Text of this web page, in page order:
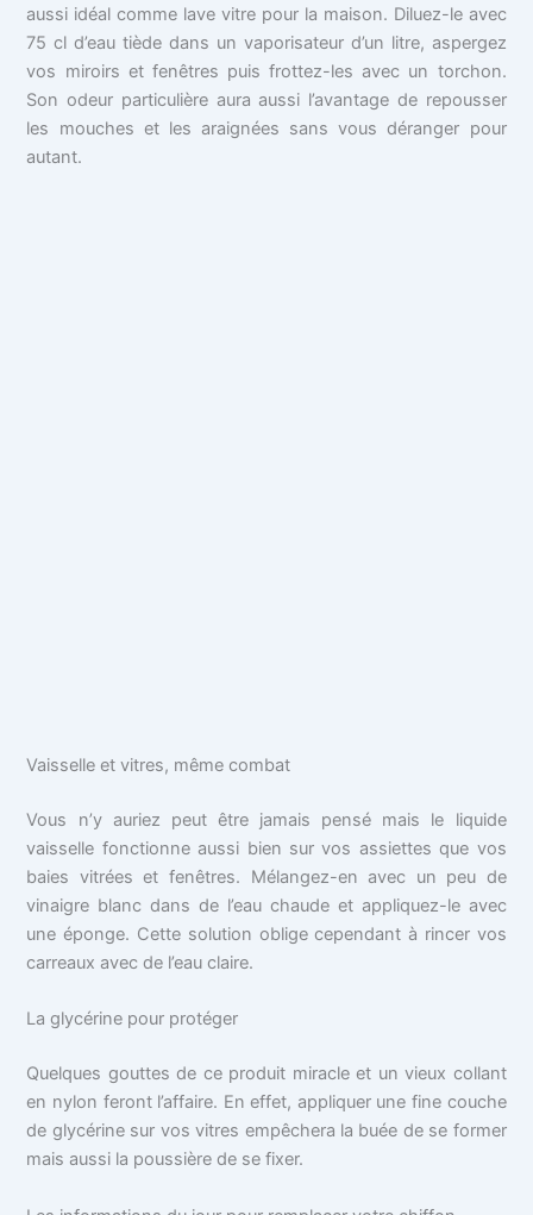
aussi idéal comme lave vitre pour la maison. Diluez-le avec
75 cl d’eau tiède dans un vaporisateur d’un litre, aspergez
vos miroirs et fenêtres puis frottez-les avec un torchon.
Son odeur particulière aura aussi l’avantage de repousser
les mouches et les araignées sans vous déranger pour
autant.
Vaisselle et vitres, même combat
Vous n’y auriez peut être jamais pensé mais le liquide
vaisselle fonctionne aussi bien sur vos assiettes que vos
baies vitrées et fenêtres. Mélangez-en avec un peu de
vinaigre blanc dans de l’eau chaude et appliquez-le avec
une éponge. Cette solution oblige cependant à rincer vos
carreaux avec de l’eau claire.
La glycérine pour protéger
Quelques gouttes de ce produit miracle et un vieux collant
en nylon feront l’affaire. En effet, appliquer une fine couche
de glycérine sur vos vitres empêchera la buée de se former
mais aussi la poussière de se fixer.